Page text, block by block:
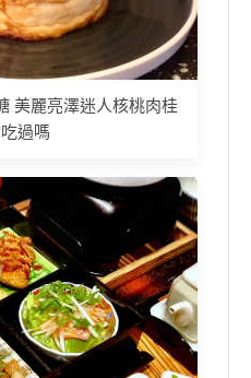
美麗亮澤迷人核桃肉桂
過嗎